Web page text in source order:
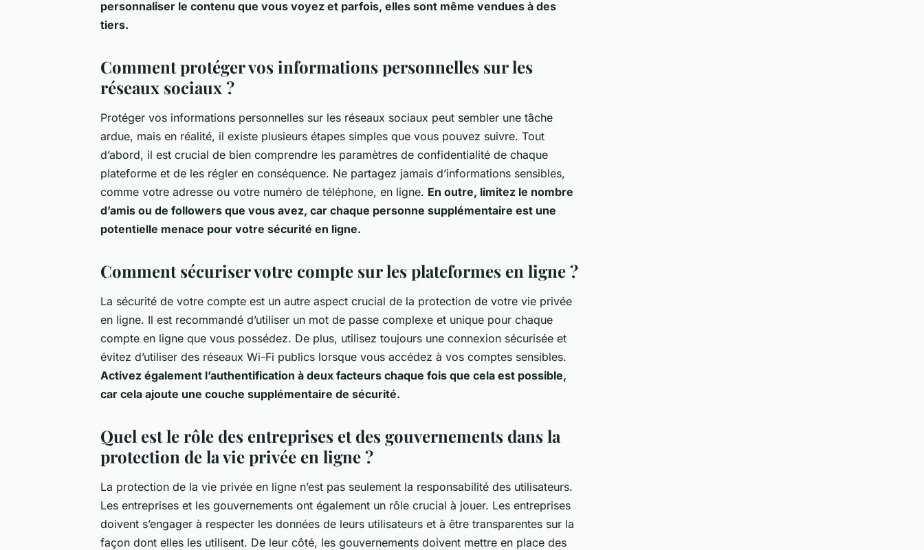
personnaliser le contenu que vous voyez et parfois, elles sont même vendues à des
tiers.
Comment protéger vos informations personnelles sur les
réseaux sociaux ?
Protéger vos informations personnelles sur les réseaux sociaux peut sembler une tâche
ardue, mais en réalité, il existe plusieurs étapes simples que vous pouvez suivre. Tout
d’abord, il est crucial de bien comprendre les paramètres de confidentialité de chaque
plateforme et de les régler en conséquence. Ne partagez jamais d’informations sensibles,
comme votre adresse ou votre numéro de téléphone, en ligne. En outre, limitez le nombre
d’amis ou de followers que vous avez, car chaque personne supplémentaire est une
potentielle menace pour votre sécurité en ligne.
Comment sécuriser votre compte sur les plateformes en ligne ?
La sécurité de votre compte est un autre aspect crucial de la protection de votre vie privée
en ligne. Il est recommandé d’utiliser un mot de passe complexe et unique pour chaque
compte en ligne que vous possédez. De plus, utilisez toujours une connexion sécurisée et
évitez d’utiliser des réseaux Wi-Fi publics lorsque vous accédez à vos comptes sensibles.
Activez également l’authentification à deux facteurs chaque fois que cela est possible,
car cela ajoute une couche supplémentaire de sécurité.
Quel est le rôle des entreprises et des gouvernements dans la
protection de la vie privée en ligne ?
La protection de la vie privée en ligne n’est pas seulement la responsabilité des utilisateurs.
Les entreprises et les gouvernements ont également un rôle crucial à jouer. Les entreprises
doivent s’engager à respecter les données de leurs utilisateurs et à être transparentes sur la
façon dont elles les utilisent. De leur côté, les gouvernements doivent mettre en place des